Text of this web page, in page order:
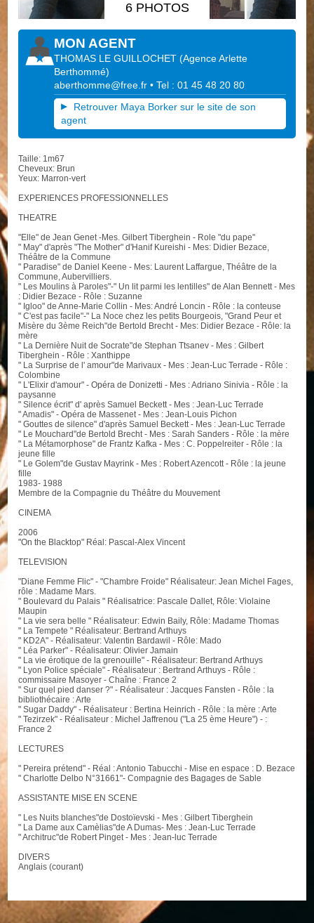
6 PHOTOS
MON AGENT
THOMAS LE GUILLOCHET (Agence Arlette
Berthommé)
aberthomme@free.fr • Tel : 01 45 48 20 80
Retrouver Maya Borker sur le site de son
agent
Taille: 1m67
Cheveux: Brun
Yeux: Marron-vert
EXPERIENCES PROFESSIONNELLES
THEATRE
"Elle" de Jean Genet -Mes. Gilbert Tiberghein - Role "du pape"
" May" d'après "The Mother" d'Hanif Kureishi - Mes: Didier Bezace,
Théâtre de la Commune
" Paradise" de Daniel Keene - Mes: Laurent Laffargue, Théâtre de la
Commune, Aubervilliers.
" Les Moulins à Paroles"-" Un lit parmi les lentilles" de Alan Bennett - Mes
: Didier Bezace - Rôle : Suzanne
" Igloo" de Anne-Marie Collin - Mes: André Loncin - Rôle : la conteuse
" C'est pas facile"-" La Noce chez les petits Bourgeois, "Grand Peur et
Misère du 3ème Reich"de Bertold Brecht - Mes: Didier Bezace - Rôle: la
mère
" La Dernière Nuit de Socrate"de Stephan Ttsanev - Mes : Gilbert
Tiberghein - Rôle : Xanthippe
" La Surprise de l' amour"de Marivaux - Mes : Jean-Luc Terrade - Rôle :
Colombine
" L'Elixir d'amour" - Opéra de Donizetti - Mes : Adriano Sinivia - Rôle : la
paysanne
" Silence écrit" d' après Samuel Beckett - Mes : Jean-Luc Terrade
" Amadis" - Opéra de Massenet - Mes : Jean-Louis Pichon
" Gouttes de silence" d'après Samuel Beckett - Mes : Jean-Luc Terrade
" Le Mouchard"de Bertold Brecht - Mes : Sarah Sanders - Rôle : la mère
" La Métamorphose" de Frantz Kafka - Mes : C. Poppelreiter - Rôle : la
jeune fille
" Le Golem"de Gustav Mayrink - Mes : Robert Azencott - Rôle : la jeune
fille
1983- 1988
Membre de la Compagnie du Théâtre du Mouvement
CINEMA
2006
"On the Blacktop" Réal: Pascal-Alex Vincent
TELEVISION
"Diane Femme Flic" - "Chambre Froide" Réalisateur: Jean Michel Fages,
rôle : Madame Mars.
" Boulevard du Palais " Réalisatrice: Pascale Dallet, Rôle: Violaine
Maupin
" La vie sera belle " Réalisateur: Edwin Baily, Rôle: Madame Thomas
" La Tempete " Réalisateur: Bertrand Arthuys
" KD2A" - Réalisateur: Valentin Bardawil - Rôle: Mado
" Léa Parker" - Réalisateur: Olivier Jamain
" La vie érotique de la grenouille" - Réalisateur: Bertrand Arthuys
" Lyon Police spéciale" - Réalisateur : Bertrand Arthuys - Rôle :
commissaire Masoyer - Chaîne : France 2
" Sur quel pied danser ?" - Réalisateur : Jacques Fansten - Rôle : la
bibliothécaire : Arte
" Sugar Daddy" - Réalisateur : Bertina Heinrich - Rôle : la mère : Arte
" Tezirzek" - Réalisateur : Michel Jaffrenou ("La 25 ème Heure") - :
France 2
LECTURES
" Pereira prétend" - Réal : Antonio Tabucchi - Mise en espace : D. Bezace
" Charlotte Delbo N°31661"- Compagnie des Bagages de Sable
ASSISTANTE MISE EN SCENE
" Les Nuits blanches"de Dostoïevski - Mes : Gilbert Tiberghein
" La Dame aux Camèlias"de A Dumas- Mes : Jean-Luc Terrade
" Architruc"de Robert Pinget - Mes : Jean-luc Terrade
DIVERS
Anglais (courant)